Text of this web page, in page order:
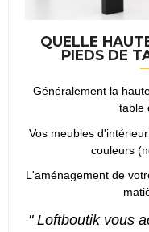
QUELLE
PIEDS DE
Généralement la
table
Vos meubles
couleurs
L'aménagement de
" Loftboutik vous